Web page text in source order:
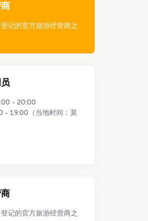
记的官方旅游经营商之
- 20:00
- 19:00（当地时间：莫
记的官方旅游经营商之